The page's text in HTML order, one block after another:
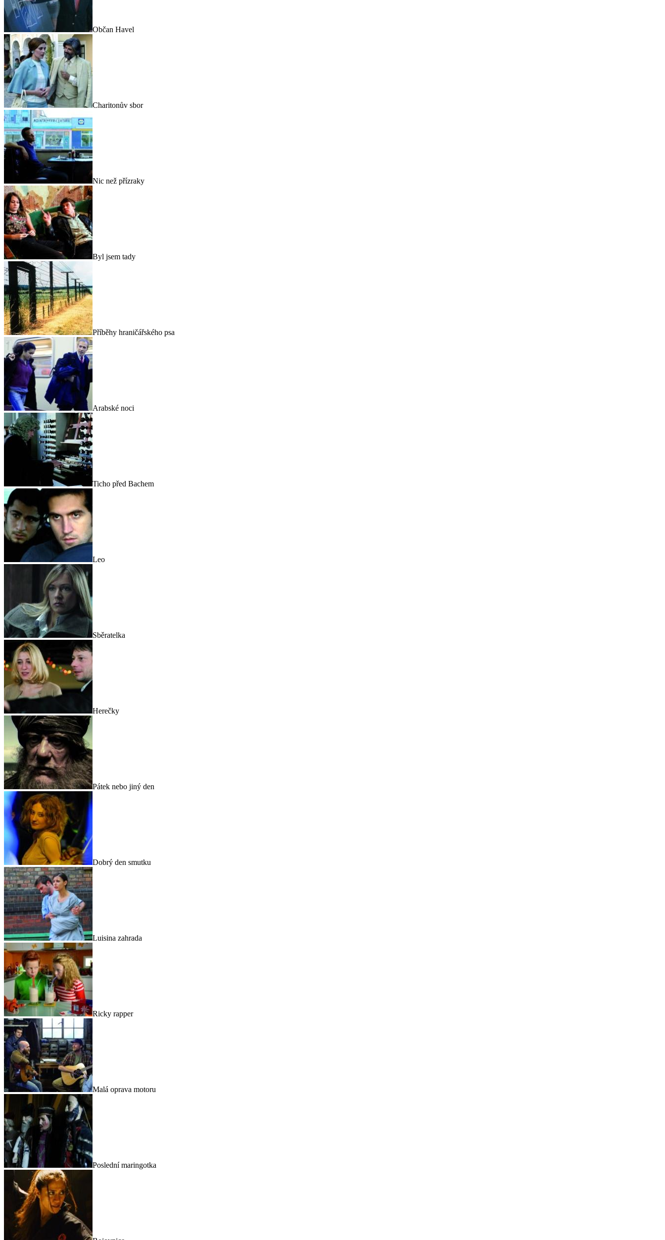
Občan Havel
Charitonův sbor
Nic než přízraky
Byl jsem tady
Příběhy hraničářského psa
Arabské noci
Ticho před Bachem
Leo
Sběratelka
Herečky
Pátek nebo jiný den
Dobrý den smutku
Luisina zahrada
Ricky rapper
Malá oprava motoru
Poslední maringotka